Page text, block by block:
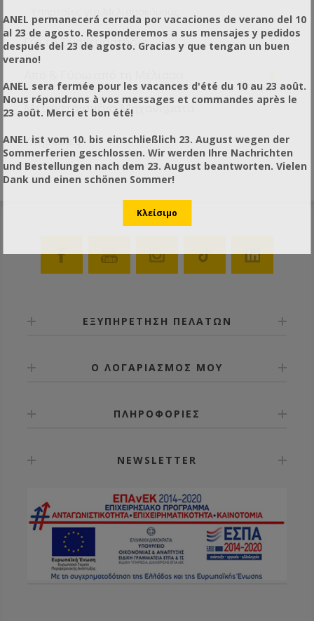
Για το Συσκευαστήριο +
Μεταχειρισμένα Μηχανήματα
Υπηρεσίες
ΕΞΥΠΗΡΕΤΗΣΗ ΠΕΛΑΤΩΝ
Ο ΛΟΓΑΡΙΑΣΜΟΣ ΜΟΥ
ΠΛΗΡΟΦΟΡΙΕΣ
NEWSLETTER
ANEL permanecerá cerrada por vacaciones de verano del 10
al 23 de agosto. Responderemos a sus mensajes y pedidos
después del 23 de agosto. Gracias y que tengan un buen
verano!
ANEL sera fermée pour les vacances d'été du 10 au 23 août.
Nous répondrons à vos messages et commandes après le
23 août. Merci et bon été!
ANEL ist vom 10. bis einschließlich 23. August wegen der
Sommerferien geschlossen. Wir werden Ihre Nachrichten
und Bestellungen nach dem 23. August beantworten. Vielen
Dank und einen schönen Sommer!